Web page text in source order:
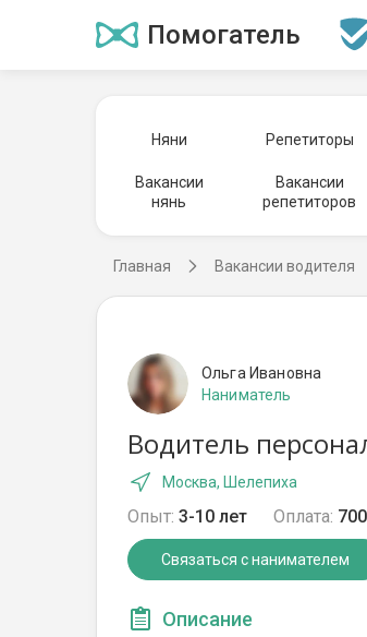
Помогатель
Няни Репетиторы
Вакансии
нянь
Вакансии
репетиторов
Главная Вакансии водителя
Ольга Ивановна
Наниматель
Водитель
Москва, Шелепиха
Опыт: 3-10 лет Оплата:
Связаться с нанимателем
Описание